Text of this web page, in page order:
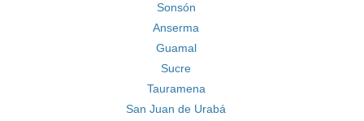
Sonsón
Anserma
Guamal
Sucre
Tauramena
San Juan de Urabá